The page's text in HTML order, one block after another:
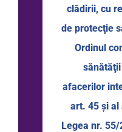
clădirii, cu
de protecţie
Ordinul
afacerilor
art. 45 şi al
Legea nr.